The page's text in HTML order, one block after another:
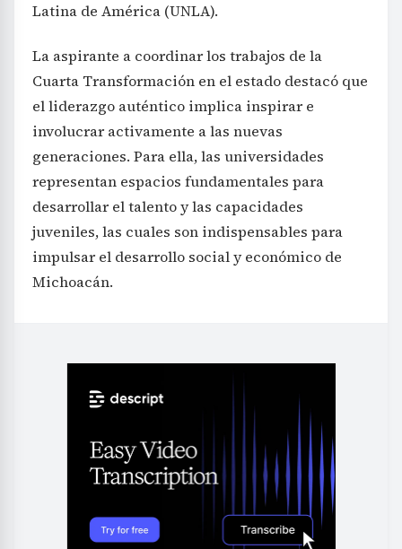
Latina de América (UNLA).
La aspirante a coordinar los trabajos de la
Cuarta Transformación en el estado destacó que
el liderazgo auténtico implica inspirar e
involucrar activamente a las nuevas
generaciones. Para ella, las universidades
representan espacios fundamentales para
desarrollar el talento y las capacidades
juveniles, las cuales son indispensables para
impulsar el desarrollo social y económico de
Michoacán.